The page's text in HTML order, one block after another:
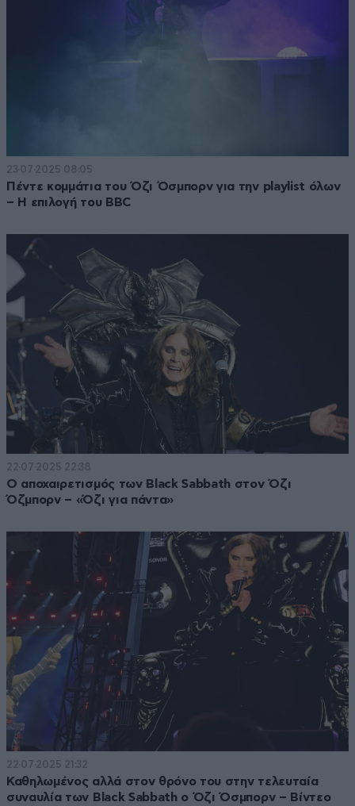
23·07·2025 08:05
Πέντε κομμάτια του Όζι Όσμπορν για την playlist όλων
– Η επιλογή του BBC
22·07·2025 22:38
Ο αποχαιρετισμός των Black Sabbath στον Όζι
Όζμπορν – «Όζι για πάντα»
22·07·2025 21:32
Καθηλωμένος αλλά στον θρόνο του στην τελευταία
συναυλία των Black Sabbath ο Όζι Όσμπορν – Βίντεο